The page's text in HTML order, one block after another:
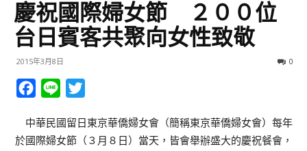
慶祝國際婦女節 ２００位
台日賓客共聚向女性致敬
2015年3月8日 0
Facebook
Line
中華民國留日東京華僑婦女會（簡稱東京華僑婦女會）每年
於國際婦女節（３月８日）當天，皆會舉辦盛大的慶祝餐會，